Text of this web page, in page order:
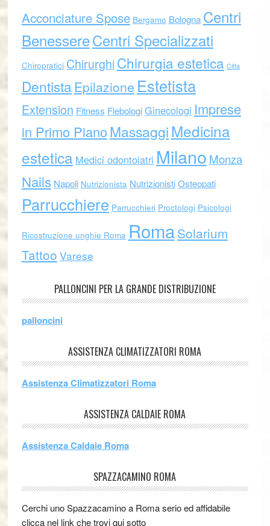
Acconciature Spose Bergamo Bologna Centri
BenessereCentri Specializzati
Chiropratici ChirurghiChirurgia estetica Citta
Dentista Epilazione Estetista
Extension Fitness FlebologiGinecologi Imprese
in Primo PianoMassaggiMedicina
estetica Medici odontoiatri Milano Monza
Nails Napoli Nutrizionista NutrizionistiOsteopati
Parrucchiere Parrucchieri Proctologi Psicologi
Ricostruzione unghie Roma RomaSolarium
Tattoo Varese
PALLONCINI PER LA GRANDE DISTRIBUZIONE
palloncini
ASSISTENZA CLIMATIZZATORI ROMA
Assistenza Climatizzatori Roma
ASSISTENZA CALDAIE ROMA
Assistenza Caldaie Roma
SPAZZACAMINO ROMA
Cerchi uno Spazzacamino a Roma serio ed affidabile
clicca nel link che trovi qui sotto